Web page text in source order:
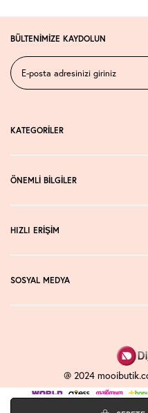
BÜLTENİMİZE KAYDOLUN
KATEGORİLER
ÖNEMLİ BİLGİLER
HIZLI ERİŞİM
SOSYAL MEDYA
@ 2024